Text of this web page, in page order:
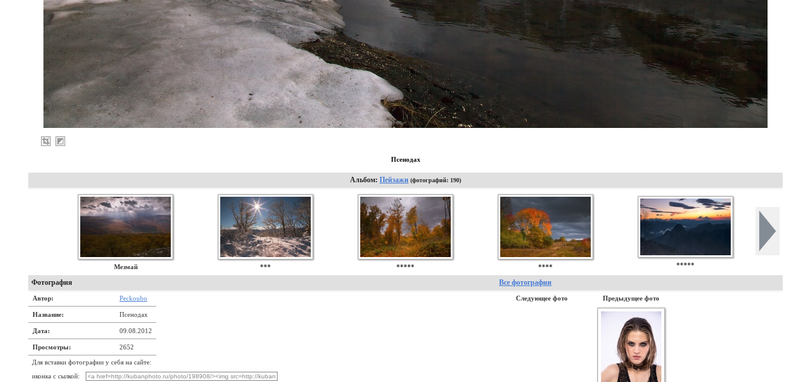
Псенодах
Альбом: Пейзажи (фотографий: 190)
Мезмай *** ***** **** *****
Фотография Все фотографии
Автор: Peckoubo
Название: Псенодах
Дата: 09.08.2012
Просмотры: 2652
Для вставки фотографии у себя на сайте:
иконка с сылкой:
Следующее фото Предыдущее фото